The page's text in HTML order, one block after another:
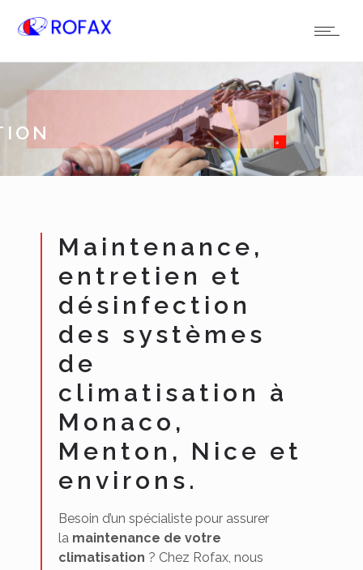
Maintenance,
entretien et
désinfection
des systèmes
de
climatisation à
Monaco,
Menton, Nice et
environs.
Besoin d’un spécialiste pour assurer
la maintenance de votre
climatisation ? Chez Rofax, nous